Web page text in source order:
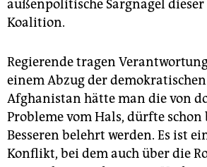
außenpolitische Sargnagel
Koalition.
Regierende tragen
einem Abzug der
Afghanistan hätte man die von
Probleme vom Hals, dürfte schon
Besseren belehrt werden. Es ist
Konflikt, bei dem auch über die